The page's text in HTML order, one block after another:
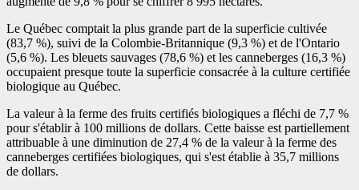
Le Québec comptait la plus grande part de la superficie cultivée
(83,7 %), suivi de la Colombie-Britannique (9,3 %) et de l'Ontario
(5,6 %). Les bleuets sauvages (78,6 %) et les canneberges (16,3 %)
occupaient presque toute la superficie consacrée à la culture certifiée
biologique au Québec.
La valeur à la ferme des fruits certifiés biologiques a fléchi de 7,7 %
pour s'établir à 100 millions de dollars. Cette baisse est partiellement
attribuable à une diminution de 27,4 % de la valeur à la ferme des
canneberges certifiées biologiques, qui s'est établie à 35,7 millions
de dollars.